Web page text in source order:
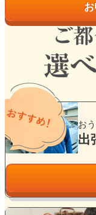
お
出
グ
ー
プ
リ
ク